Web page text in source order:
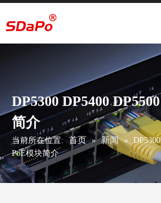
DP5300 DP5400
简介
当前所在位置: 首页 » 新闻 »
PoE模块简介